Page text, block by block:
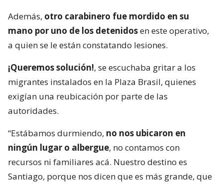
Además, otro carabinero fue mordido en su
mano por uno de los detenidosen este operativo,
a quien se le están constatando lesiones.
¡Queremos solución!, se escuchaba gritar a los
migrantes instalados en la Plaza Brasil, quienes
exigían una reubicación por parte de las
autoridades.
“Estábamos durmiendo, no nos ubicaron en
ningún lugar o albergue, no contamos con
recursos ni familiares acá. Nuestro destino es
Santiago, porque nos dicen que es más grande, que